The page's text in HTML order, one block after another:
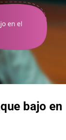
bajo en